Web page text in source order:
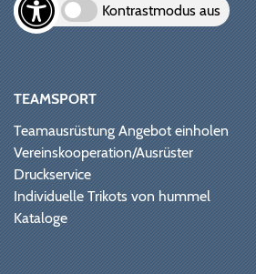
Kontrastmodus aus
TEAMSPORT
Teamausrüstung Angebot einholen
Vereinskooperation/Ausrüster
Druckservice
Individuelle Trikots von hummel
Kataloge